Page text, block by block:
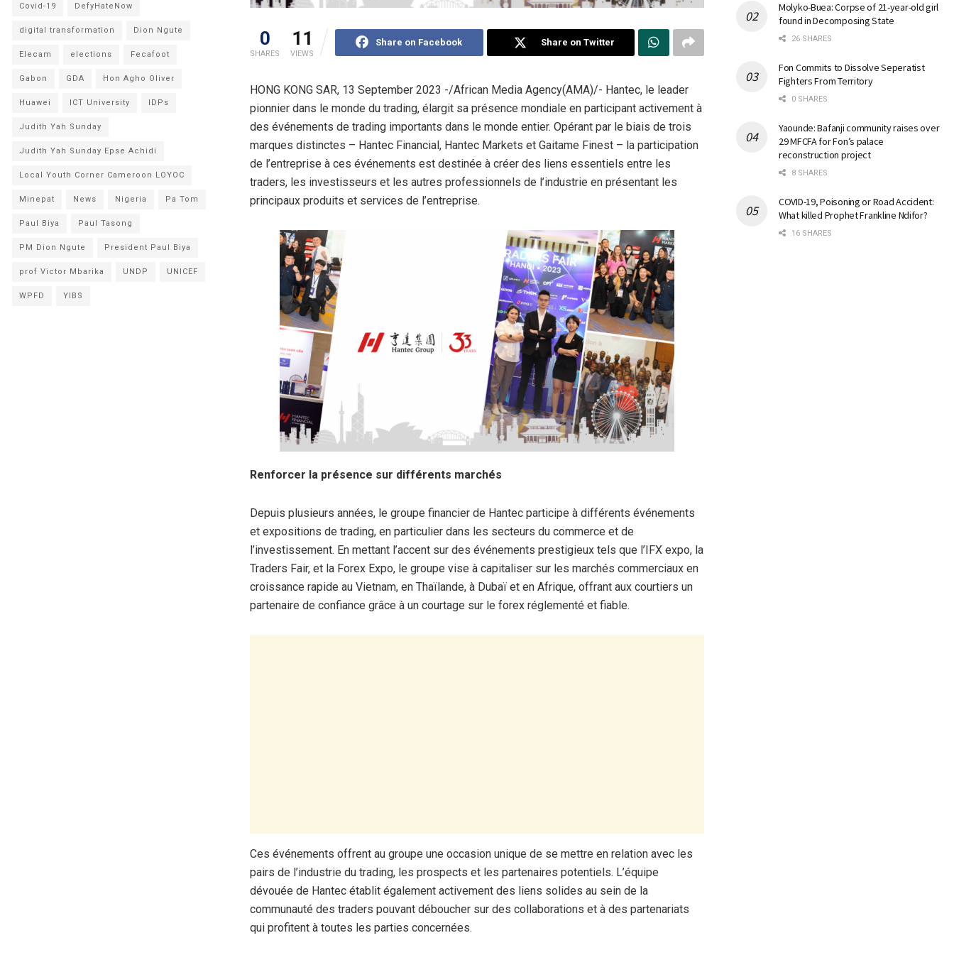
0
SHARES
11
VIEWS
Share on Facebook Share on Twitter
HONG KONG SAR, 13 September 2023 -/African Media Agency(AMA)/- Hantec, le leader
pionnier dans le monde du trading, élargit sa présence mondiale en participant activement à
des événements de trading importants dans le monde entier. Opérant par le biais de trois
marques distinctes – Hantec Financial, Hantec Markets et Gaitame Finest – la participation
de l’entreprise à ces événements est destinée à créer des liens essentiels entre les
traders, les investisseurs et les autres professionnels de l’industrie en présentant les
principaux produits et services de l’entreprise.
Renforcer la présence sur différents marchés
Depuis plusieurs années, le groupe financier de Hantec participe à différents événements
et expositions de trading, en particulier dans les secteurs du commerce et de
l’investissement. En mettant l’accent sur des événements prestigieux tels que l’IFX expo, la
Traders Fair, et la Forex Expo, le groupe vise à capitaliser sur les marchés commerciaux en
croissance rapide au Vietnam, en Thaïlande, à Dubaï et en Afrique, offrant aux courtiers un
partenaire de confiance grâce à un courtage sur le forex réglementé et fiable.
Ces événements offrent au groupe une occasion unique de se mettre en relation avec les
pairs de l’industrie du trading, les prospects et les partenaires potentiels. L’équipe
dévouée de Hantec établit également activement des liens solides au sein de la
communauté des traders pouvant déboucher sur des collaborations et à des partenariats
qui profitent à toutes les parties concernées.
Covid-19 DefyHateNow
digital transformation Dion Ngute
Elecam elections Fecafoot
Gabon GDA Hon Agho Oliver
Huawei ICT University IDPs
Judith Yah Sunday
Judith Yah Sunday Epse Achidi
Local Youth Corner Cameroon LOYOC
Minepat News Nigeria Pa Tom
Paul Biya Paul Tasong
PM Dion Ngute President Paul Biya
prof Victor Mbarika UNDP UNICEF
WPFD YIBS
Molyko-Buea: Corpse of 21-year-old girl
found in Decomposing State
26 SHARES
Fon Commits to Dissolve Seperatist
Fighters From Territory
0 SHARES
Yaounde: Bafanji community raises over
29 MFCFA for Fon’s palace
reconstruction project
8 SHARES
COVID-19, Poisoning or Road Accident:
What killed Prophet Frankline Ndifor?
16 SHARES